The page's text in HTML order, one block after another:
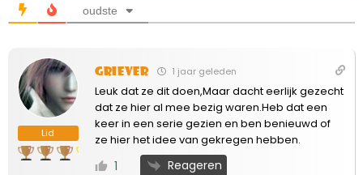
oudste
Lid
Griever 1 jaar geleden
Leuk dat ze dit doen,Maar dacht eerlijk gezecht
dat ze hier al mee bezig waren.Heb dat een
keer in een serie gezien en ben benieuwd of
ze hier het idee van gekregen hebben.
1 Reageren